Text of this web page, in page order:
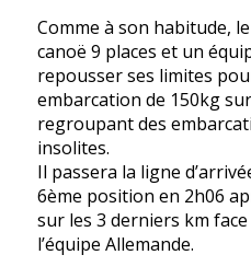
Comme à son habitude,
canoë 9 places et un
repousser ses limites
embarcation de 150kg
regroupant des
insolites.
Il passera la ligne
6ème position en 2h06
sur les 3 derniers km face
l’équipe Allemande.